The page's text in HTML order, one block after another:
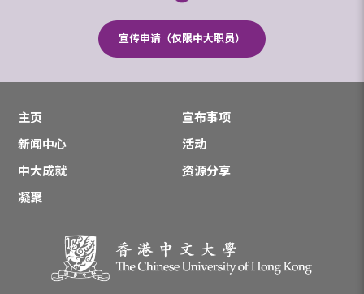
宣传申请（仅限中大职员）
主页
宣布事项
新闻中心
活动
中大成就
资源分享
凝聚